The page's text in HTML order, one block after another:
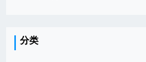
分类